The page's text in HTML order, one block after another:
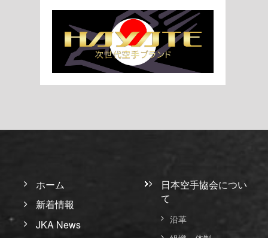
ホーム
新着情報
JKA News
日本空手協会につい
て
沿革